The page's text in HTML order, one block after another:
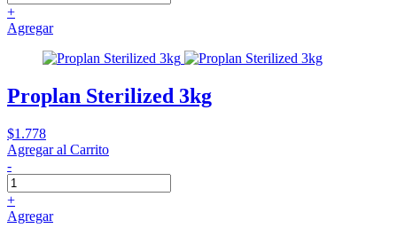
+
Agregar
Proplan Sterilized 3kg
$1.778
Agregar al Carrito
-
+
Agregar